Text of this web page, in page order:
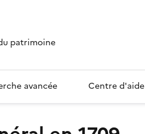
patrimoine
avancée Centre d'aide